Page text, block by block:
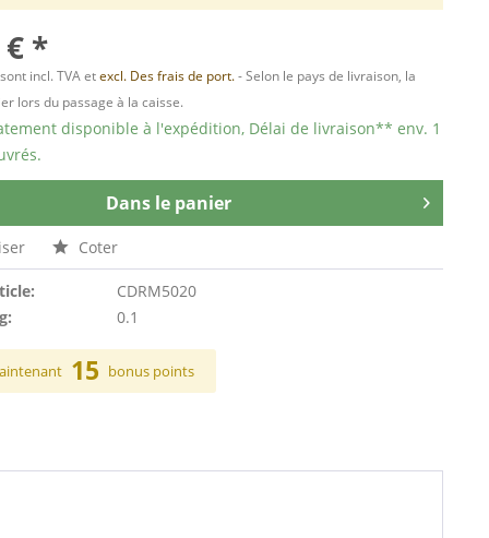
€ *
incl. TVA etexcl. Des frais de port.- Selon le pays de livraison, la
lors du passage à la caisse.
disponible à l'expédition, Délai de livraison** env. 1
Dans le panier
Coter
CDRM5020
0.1
15 bonus points